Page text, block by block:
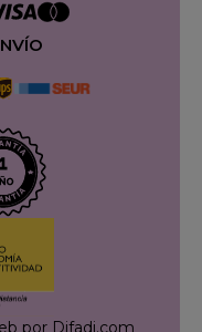
por Difadi.com